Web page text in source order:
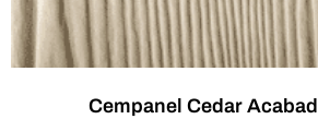
Cempanel Cedar